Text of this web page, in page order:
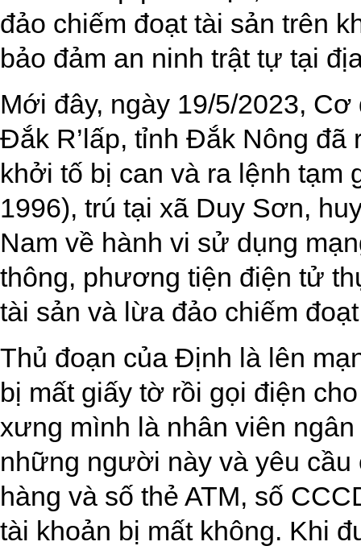
đảo chiếm đoạt tài sản trên
bảo đảm an ninh trật tự tại
Mới đây, ngày 19/5/2023,
Đắk R’lấp, tỉnh Đắk Nông đã
khởi tố bị can và ra lệnh tạm
1996), trú tại xã Duy Sơn,
Nam về hành vi sử dụng
thông, phương tiện điện tử
tài sản và lừa đảo chiếm
Thủ đoạn của Định là lên
bị mất giấy tờ rồi gọi điện
xưng mình là nhân viên
những người này và yêu
hàng và số thẻ ATM, số
tài khoản bị mất không. Khi